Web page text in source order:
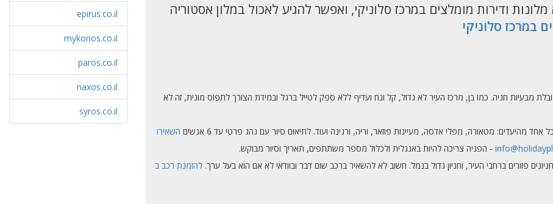
ודירות מומלצים במרכז סלוניקי, ואפשר להגיע לאכול במלון אסטוריה
במרכז סלוניקי
מבעיות חניה. כמו בן, מרכז העיר לא גדול, קל ונח ועדיף ללא ספק לטייל ברגל ובמידת הצורך לתפוס מונית, זה לא
מטאורה, מפלי אדסה, מעיינות פוזאר, וריה, ורגינה ועוד. לתיאום סיור עם נהג פרטי עד 6 אנשים
השאירו
- הפניה צריכה להיות באנגלית ולכלול מספר משתתפים, תאריך וסיור מבוקש.
פזורים ברחבי העיר, וחניון גדול בנמל. חשוב לא להשאיר ברכב שום דבר ובוודאי לא אם הוא בעל ערך. להזמנת רכב ב
epirus.co.il
mykonos.co.il
paros.co.il
naxos.co.il
syros.co.il